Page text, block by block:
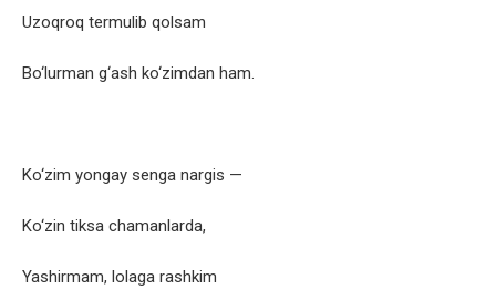
Uzoqroq termulib qolsam
Bo‘lurman g‘ash ko‘zimdan ham.
Ko‘zim yongay senga nargis —
Ko‘zin tiksa chamanlarda,
Yashirmam, lolaga rashkim